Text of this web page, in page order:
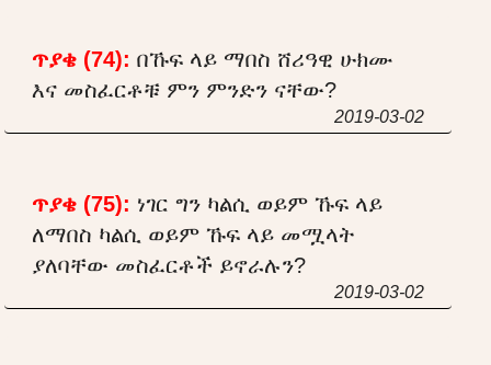
ጥያቄ (74): በኹፍ ላይ ማበስ ሸሪዓዊ ሁክሙ
እና መስፈርቶቹ ምን ምንድን ናቸው?
2019-03-02
ጥያቄ (75): ነገር ግን ካልሲ ወይም ኹፍ ላይ
ለማበስ ካልሲ ወይም ኹፍ ላይ መሟላት
ያለባቸው መስፈርቶች ይኖራሉን?
2019-03-02